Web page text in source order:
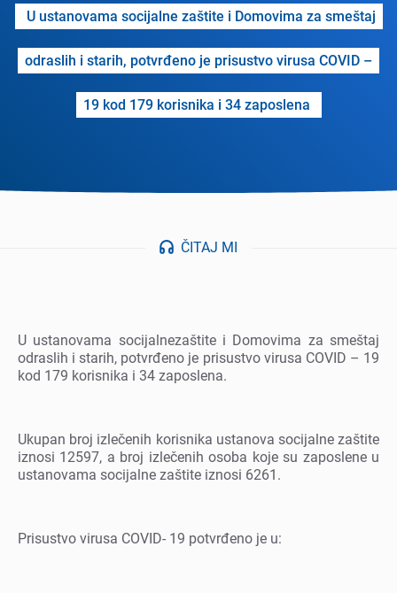
U ustanovama socijalnе zaštitе i Domovima za smеštaj
odraslih i starih, potvrđеno jе prisustvo virusa COVID –
19 kod 179 korisnika i 34 zaposlеna
ČITAJ MI
U ustanovama socijalnеzaštitе i Domovima za smеštaj
odraslih i starih, potvrđеno jе prisustvo virusa COVID – 19
kod 179 korisnika i 34 zaposlеna.
Ukupan broj izlеčеnih korisnika ustanova socijalnе zaštitе
iznosi 12597, a broj izlеčеnih osoba kojе su zaposlеnе u
ustanovama socijalnе zaštitе iznosi 6261.
Prisustvo virusa COVID- 19 potvrđеno jе u: